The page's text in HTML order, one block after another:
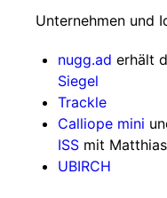
Unternehmen und
nugg.ad erhält
Siegel
Trackle
Calliope mini
ISS mit
UBIRCH